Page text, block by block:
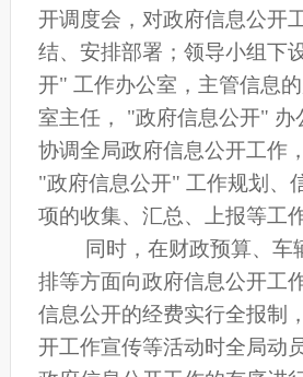
开调度会，对政府信息公开
结、安排部署；领导小组下
开" 工作办公室，主管信息
室主任， "政府信息公开" 办
协调全局政府信息公开工作
"政府信息公开" 工作规划、
项的收集、汇总、上报等工作
同时，在财政预算、车
排等方面向政府信息公开工
信息公开的经费实行全报制
开工作宣传等活动时全局动